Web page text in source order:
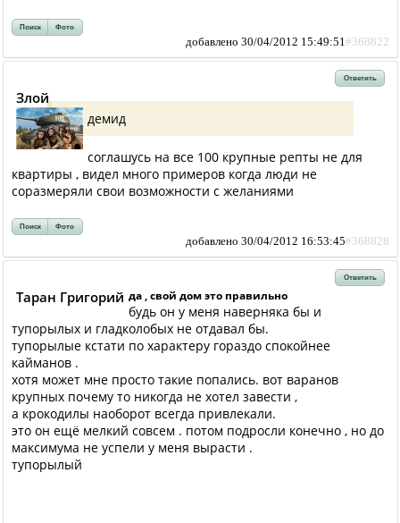
Поиск Фото
добавлено 30/04/2012 15:49:51 #368822
Ответить
Злой
демид
соглашусь на все 100 крупные репты не для
квартиры , видел много примеров когда люди не
соразмеряли свои возможности с желаниями
Поиск Фото
добавлено 30/04/2012 16:53:45#368828
Ответить
Таран Григорий да , свой дом это правильно
будь он у меня наверняка бы и
тупорылых и гладколобых не отдавал бы.
тупорылые кстати по характеру гораздо спокойнее
кайманов .
хотя может мне просто такие попались. вот варанов
крупных почему то никогда не хотел завести ,
а крокодилы наоборот всегда привлекали.
это он ещё мелкий совсем . потом подросли конечно , но до
максимума не успели у меня вырасти .
тупорылый